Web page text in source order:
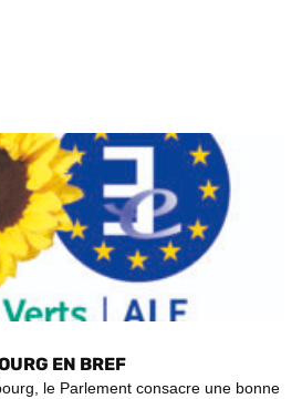
EN BREF
le Parlement consacre une bonne